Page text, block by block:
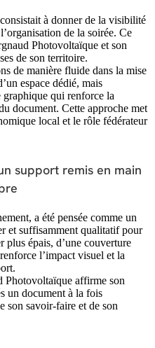
à donner de la visibilité
de la soirée. Ce
Photovoltaïque et son
de son territoire.
de manière fluide dans la mise
espace dédié, mais
graphique qui renforce la
document. Cette approche met
local et le rôle fédérateur
support remis en main
a été pensée comme un
et suffisamment qualitatif pour
plus épais, d’une couverture
l’impact visuel et la
Photovoltaïque affirme son
un document à la fois
son savoir-faire et de son